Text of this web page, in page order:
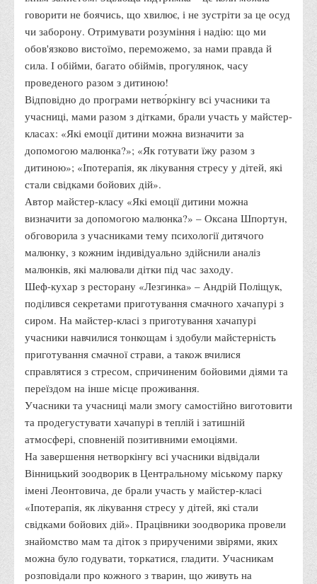
стипендій"
Положення про порядок розрахунків за договорами про
навчання(підготовку) громадян України
Порядок надання освітніх платних послуг
Перелік платних освітніх та інших послуг
Путівник першокурсника
Етичний кодекс здобувача вищої освіти
IP дайджест для студентів: про захист прав інтелектуальної
Система управління навчанням
Розклади, графіки
Розклад занять і сесій
Графіки освітнього процесу
Реєстр вибіркових дисциплін
Бази практик
Студентське наукове товариство «ВАТРА»
ТОП-20 кращих студентів 2025
ТОП-20 кращих студентів 2024
ТОП-20 кращих студентів 2023
ТОП-20 кращих студентів 2022
ТОП-20 кращих студентів 2021
ТОП-20 кращих студентів 2020
ТОП-20 кращих студентів 2019
говорити не боячись, що хвилює, і не зустріти за це осуд
чи заборону. Отримувати розуміння і надію: що ми
обов'язково вистоїмо, переможемо, за нами правда й
сила. І обійми, багато обіймів, прогулянок, часу
проведеного разом з дитиною!
Відповідно до програми нетво́ркінгу всі учасники та
учасниці, мами разом з дітками, брали участь у майстер-
класах: «Які емоції дитини можна визначити за
допомогою малюнка?»; «Як готувати їжу разом з
дитиною»; «Іпотерапія, як лікування стресу у дітей, які
стали свідками бойових дій».
Автор майстер-класу «Які емоції дитини можна
визначити за допомогою малюнка?» – Оксана Шпортун,
обговорила з учасниками тему психології дитячого
малюнку, з кожним індивідуально здійснили аналіз
малюнків, які малювали дітки під час заходу.
Шеф-кухар з ресторану «Лезгинка» – Андрій Поліщук,
поділився секретами приготування смачного хачапурі з
сиром. На майстер-класі з приготування хачапурі
учасники навчилися тонкощам і здобули майстерність
приготування смачної страви, а також вчилися
справлятися з стресом, спричиненим бойовими діями та
переїздом на інше місце проживання.
Учасники та учасниці мали змогу самостійно виготовити
та продегустувати хачапурі в теплій і затишній
атмосфері, сповненій позитивними емоціями.
На завершення нетворкінгу всі учасники відвідали
Вінницький зоодворик в Центральному міському парку
імені Леонтовича, де брали участь у майстер-класі
«Іпотерапія, як лікування стресу у дітей, які стали
свідками бойових дій». Працівники зоодворика провели
знайомство мам та діток з прирученими звірями, яких
можна було годувати, торкатися, гладити. Учасникам
розповідали про кожного з тварин, що живуть на